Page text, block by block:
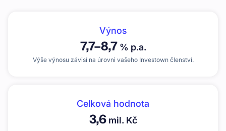
Výnos
7,7–8,7 % p.a.
Výše výnosu závisí na úrovni vašeho Investown členství.
Celková hodnota
3,6mil. Kč